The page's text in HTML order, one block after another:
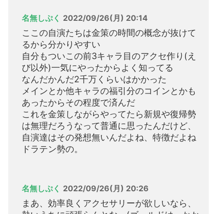
名無しぷく 2022/09/26(月) 20:14
ここの自演たちは金策の時間の概念が抜けて
るから分かりやすい
自分もついこの前3キャラ目のアクセ作り(え
び以外)一気にやったからよく知ってる
なんだかんだ2千万くらいはかかった
メインとか他キャラの福引分のコインとかも
あったからその程度で済んだ
これを金策しながらやってたら新規や復帰勢
は無理だろうなって普通に思ったんだけど、
自演達はその発想無いんだよね、特徴だよね
ドラテン勢の。
名無しぷく 2022/09/26(月) 20:26
まあ、効率良くアクセサリーが欲しいなら、